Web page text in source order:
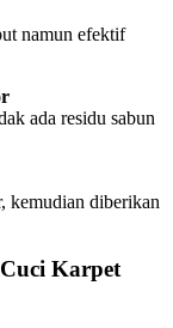
namun efektif
ada residu sabun
kemudian diberikan
Karpet